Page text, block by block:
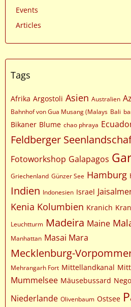
Events
Articles
Tags
Afrika Argostoli Asien Australien
Bahnhof von Gua Musang (Malays Bali
Bikaner Blume chao phraya
Feldberger
Fotoworkshop Galapagos
Griechenland Günzer See Hamburg
Indien Indonesien Israel
Kenia Kolumbien Kranich
Leuchtturm Madeira Maine
Manhattan Masai Mara
Mecklenburg-
Mehrangarh Fort Mittellandkanal
Mummelsee Mäusebussard
Niederlande Olivenbaum Ostsee